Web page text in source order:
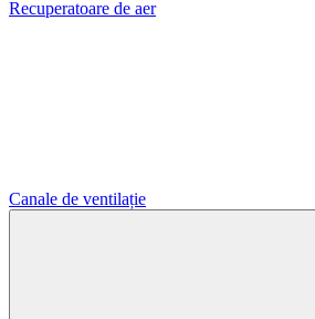
Recuperatoare de aer
Canale de ventilație